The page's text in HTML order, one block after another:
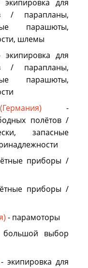
экипировка для
/ парапланы,
парашюты,
шлемы
экипировка для
/ парапланы,
парашюты,
-
полётов /
запасные
приборы /
приборы /
- парамоторы
выбор
- экипировка для